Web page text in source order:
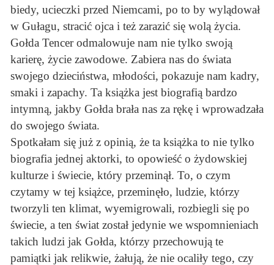
biedy, ucieczki przed Niemcami, po to by wylądował
w Gułagu, stracić ojca i też zarazić się wolą życia.
Gołda Tencer odmalowuje nam nie tylko swoją
karierę, życie zawodowe. Zabiera nas do świata
swojego dzieciństwa, młodości, pokazuje nam kadry,
smaki i zapachy. Ta książka jest biografią bardzo
intymną, jakby Gołda brała nas za rękę i wprowadzała
do swojego świata.
Spotkałam się już z opinią, że ta książka to nie tylko
biografia jednej aktorki, to opowieść o żydowskiej
kulturze i świecie, który przeminął. To, o czym
czytamy w tej książce, przeminęło, ludzie, którzy
tworzyli ten klimat, wyemigrowali, rozbiegli się po
świecie, a ten świat został jedynie we wspomnieniach
takich ludzi jak Gołda, którzy przechowują te
pamiątki jak relikwie, żałują, że nie ocaliły tego, czy